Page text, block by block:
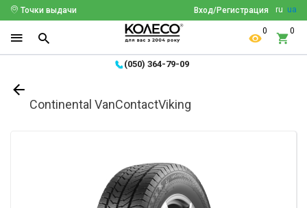
ru ua
Вход/Регистрация
Точки выдачи
0 0
(050) 364-79-09
Continental VanContactViking